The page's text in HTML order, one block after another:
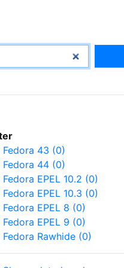
Fedora 43 (0)
Fedora 44 (0)
Fedora EPEL 10.2 (0)
Fedora EPEL 10.3 (0)
Fedora EPEL 8 (0)
Fedora EPEL 9 (0)
Fedora Rawhide (0)